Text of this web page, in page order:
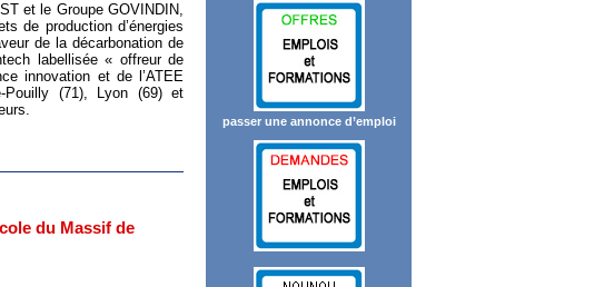
et le Groupe GOVINDIN,
de production d’énergies
de la décarbonation de
labellisée « offreur de
innovation et de l’ATEE
Pouilly (71), Lyon (69) et
du Massif de
passer une annonce d’emploi